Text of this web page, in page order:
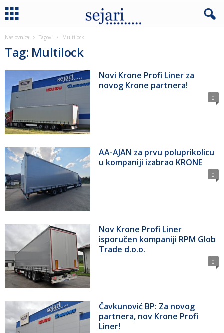
Naslovnica Tagovi Multilock
Tag: Multilock
Novi Krone Profi Liner za
novog Krone partnera!
0
AA-AJAN za prvu poluprikolicu
u kompaniji izabrao KRONE
0
Nov Krone Profi Liner
isporučen kompaniji RPM Glob
Trade d.o.o.
0
Čavkunović BP: Za novog
partnera, nov Krone Profi
Liner!